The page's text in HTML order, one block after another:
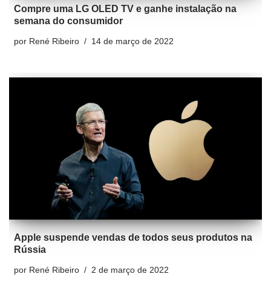
Compre uma LG OLED TV e ganhe instalação na
semana do consumidor
por René Ribeiro 14 de março de 2022
Apple suspende vendas de todos seus produtos na
Rússia
por René Ribeiro 2 de março de 2022